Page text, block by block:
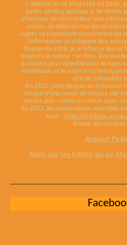
L’objectif de ce blog créé en 2006,
parler un blog puisque je ne donne
d’extraire de mes veilles web
article, un billet qui me parait
sujets se rapportant directement ou
l’information stratégique des
Depuis fin 2009, je m’efforce que
toujours la même ; un titre,
extrait(s) pour appréhender le sujet
identifiable et la source en lien
afin de compléter
En 2012, pour gagner en précision
l’esprit d’une revue de presse (de
seront plus courts et concis avec
En 2022, les publications sont faite
ligne : http://
Bonne
Arnaud
Note sur les billets de ce